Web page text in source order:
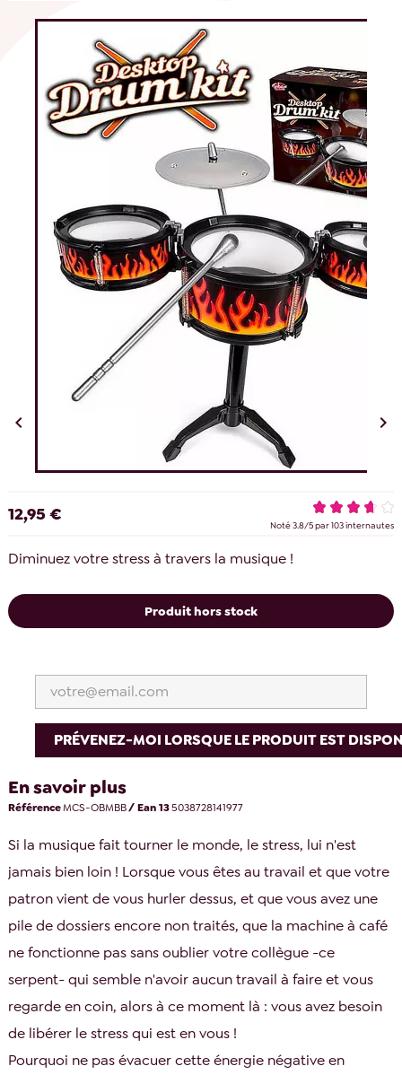
 
12,95 €
Noté3.8/5par103internautes
Diminuez votre stress à travers la musique !
Produit hors stock
PRÉVENEZ-MOI LORSQUE LE PRODUIT EST
En savoir plus
RéférenceMCS-OBMBB/ Ean 135038728141977
Si la musique fait tourner le monde, le stress, lui n'est
jamais bien loin ! Lorsque vous êtes au travail et que votre
patron vient de vous hurler dessus, et que vous avez une
pile de dossiers encore non traités, que la machine à café
ne fonctionne pas sans oublier votre collègue -ce
serpent- qui semble n'avoir aucun travail à faire et vous
regarde en coin, alors à ce moment là : vous avez besoin
de libérer le stress qui est en vous !
Pourquoi ne pas évacuer cette énergie négative en